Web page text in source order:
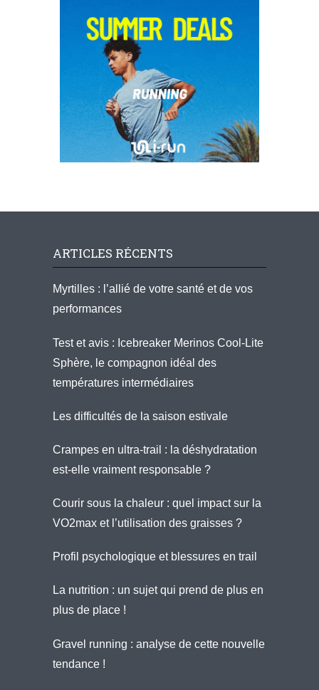
ARTICLES RÉCENTS
Myrtilles : l’allié de votre santé et de vos
performances
Test et avis : Icebreaker Merinos Cool-Lite
Sphère, le compagnon idéal des
températures intermédiaires
Les difficultés de la saison estivale
Crampes en ultra-trail : la déshydratation
est-elle vraiment responsable ?
Courir sous la chaleur : quel impact sur la
VO2max et l’utilisation des graisses ?
Profil psychologique et blessures en trail
La nutrition : un sujet qui prend de plus en
plus de place !
Gravel running : analyse de cette nouvelle
tendance !